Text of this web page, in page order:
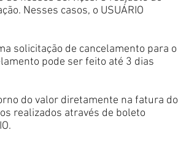
Nesses casos, o USUÁRIO
solicitação de cancelamento para o
pode ser feito até 3 dias
do valor diretamente na fatura do
realizados através de boleto